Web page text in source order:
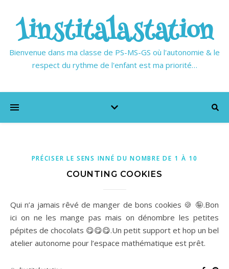
1institalastation
Bienvenue dans ma classe de PS-MS-GS où l'autonomie & le
respect du rythme de l'enfant est ma priorité…
PRÉCISER LE SENS INNÉ DU NOMBRE DE 1 À 10
COUNTING COOKIES
Qui n’a jamais rêvé de manger de bons cookies 🍪 🤪.Bon
ici on ne les mange pas mais on dénombre les petites
pépites de chocolats 😋😋😋.Un petit support et hop un bel
atelier autonome pour l’espace mathématique est prêt.